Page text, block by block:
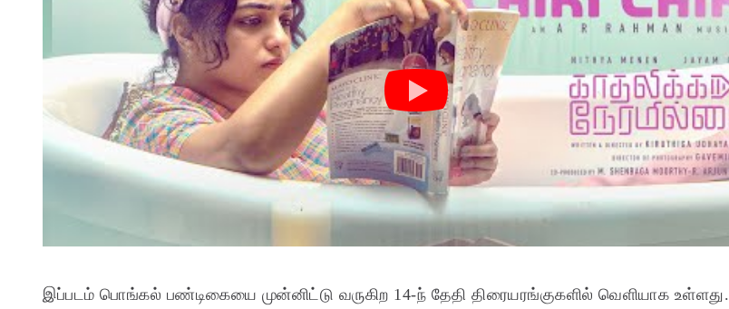
இப்படம் பொங்கல் பண்டிகையை முன்னிட்டு வருகிற 14-ந் தேதி திரையரங்குகளில் வெளியாக உள்ளது.